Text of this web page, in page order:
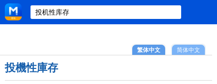
简体中文
繁体中文
投機性庫存